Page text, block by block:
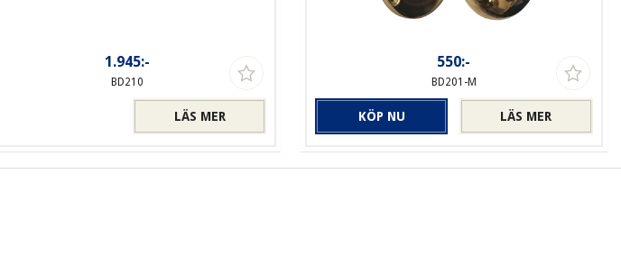
1.945:-
BD210
LÄS MER
550:-
BD201-M
LÄS MER
KÖP NU